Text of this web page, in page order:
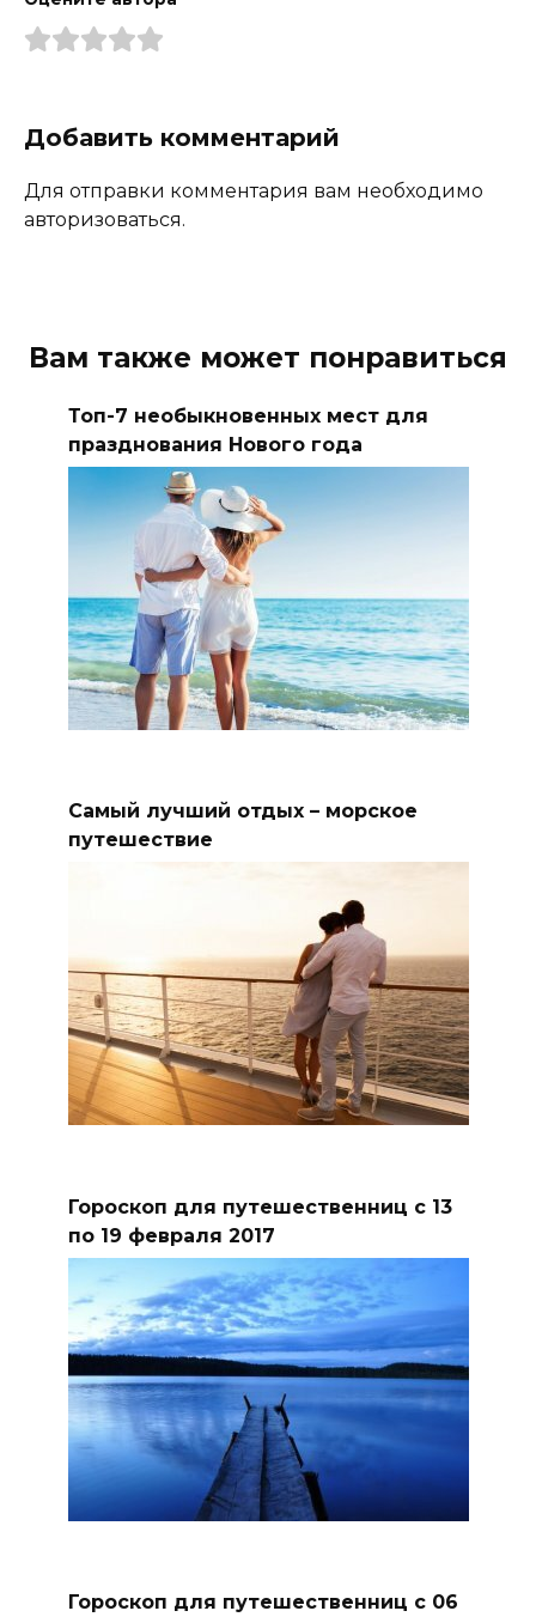
Добавить комментарий
Для отправки комментария вам необходимо
авторизоваться.
Вам также может понравиться
Топ-7 необыкновенных мест для
празднования Нового года
Самый лучший отдых – морское
путешествие
Гороскоп для путешественниц с 13
по 19 февраля 2017
Гороскоп для путешественниц с 06